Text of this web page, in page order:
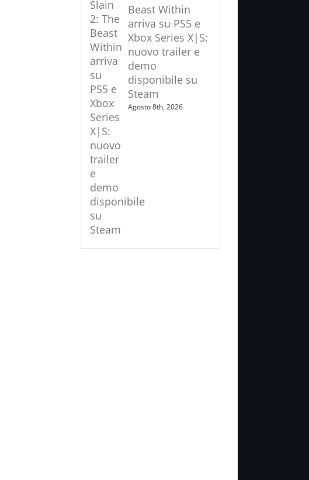
Beast Within
arriva su PS5 e
Xbox Series X|S:
nuovo trailer e
demo
disponibile su
Steam
Agosto 8th, 2026